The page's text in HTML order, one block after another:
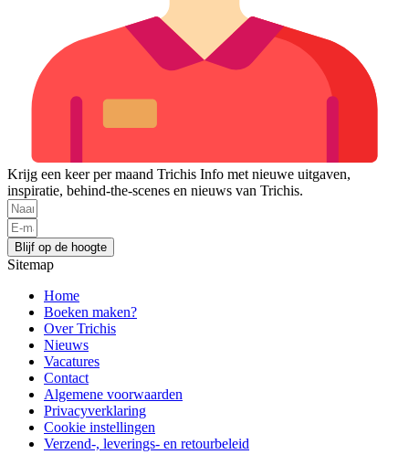
Krijg een keer per maand Trichis Info met nieuwe uitgaven,
inspiratie, behind-the-scenes en nieuws van Trichis.
Blijf op de hoogte
Sitemap
Home
Boeken maken?
Over Trichis
Nieuws
Vacatures
Contact
Algemene voorwaarden
Privacyverklaring
Cookie instellingen
Verzend-, leverings- en retourbeleid